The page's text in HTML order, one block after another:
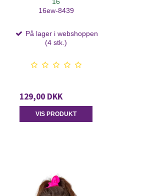
16ew-8439
På lager i webshoppen
(4 stk.)
129,00 DKK
VIS PRODUKT